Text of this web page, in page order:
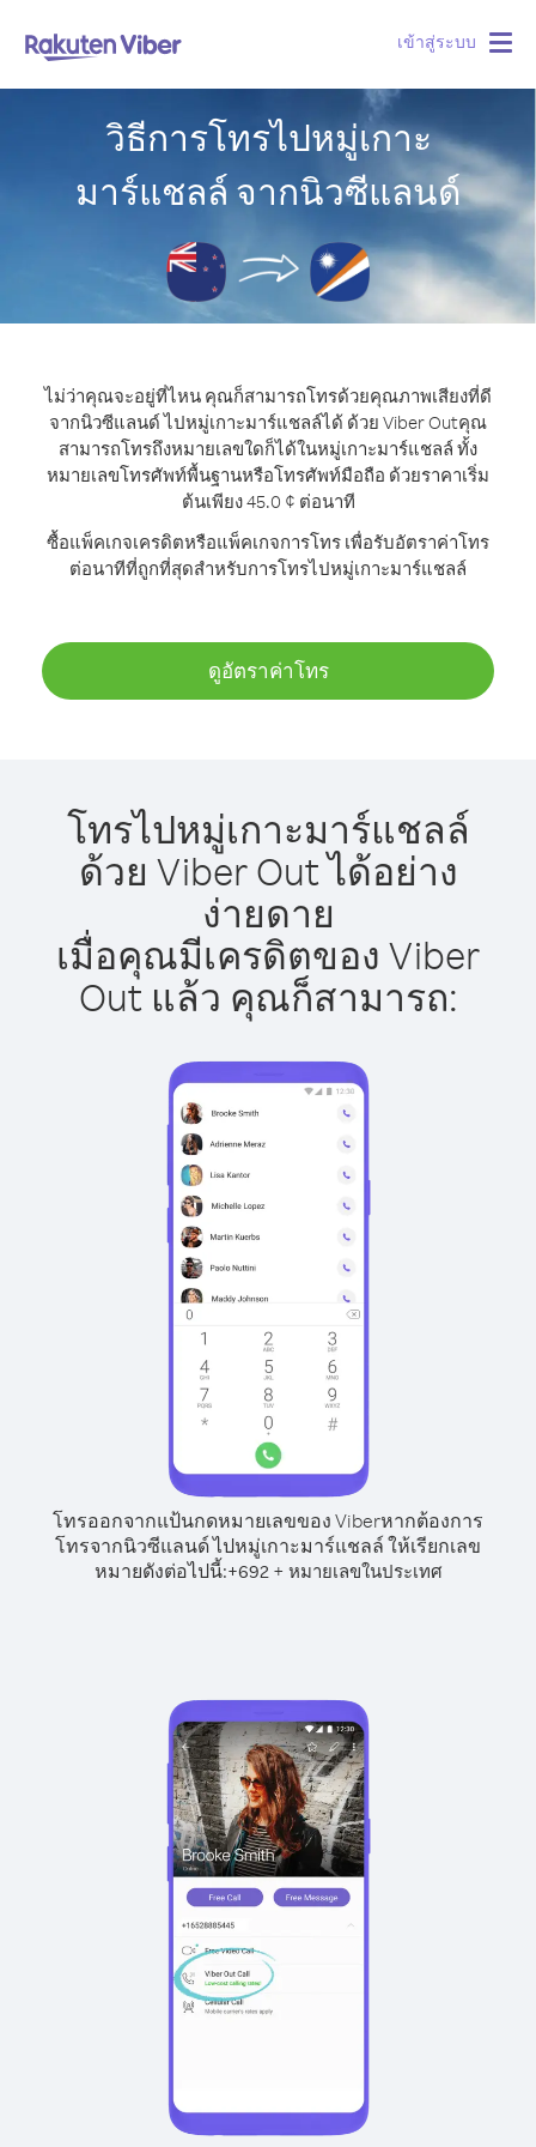
เข้าสู่ระบบ
วิธีการโทรไปหมู่เกาะ
มาร์แชลล์ จากนิวซีแลนด์
ไม่ว่าคุณจะอยู่ที่ไหน คุณก็สามารถโทรด้วยคุณภาพเสียงที่ดี
จากนิวซีแลนด์ ไปหมู่เกาะมาร์แชลล์ได้ ด้วย Viber Outคุณ
สามารถโทรถึงหมายเลขใดก็ได้ในหมู่เกาะมาร์แชลล์ ทั้ง
หมายเลขโทรศัพท์พื้นฐานหรือโทรศัพท์มือถือ ด้วยราคาเริ่ม
ต้นเพียง 45.0 ¢ ต่อนาที
ซื้อแพ็คเกจเครดิตหรือแพ็คเกจการโทร เพื่อรับอัตราค่าโทร
ต่อนาทีที่ถูกที่สุดสำหรับการโทรไปหมู่เกาะมาร์แชลล์
ดูอัตราค่าโทร
โทรไปหมู่เกาะมาร์แชลล์
ด้วย Viber Out ได้อย่าง
ง่ายดาย
เมื่อคุณมีเครดิตของ Viber
Out แล้ว คุณก็สามารถ:
โทรออกจากแป้นกดหมายเลขของ Viberหากต้องการ
โทรจากนิวซีแลนด์ ไปหมู่เกาะมาร์แชลล์ ให้เรียกเลข
หมายดังต่อไปนี้:+692+ หมายเลขในประเทศ